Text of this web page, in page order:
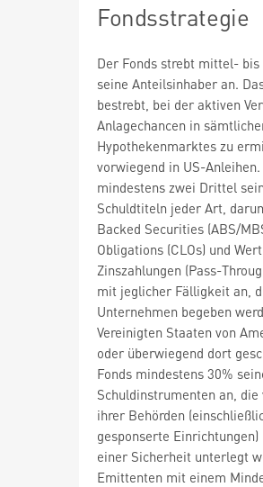
Fondsstrategie
Der Fonds strebt mittel-
seine Anteilsinhaber an.
bestrebt, bei der aktiven
Anlagechancen in
Hypothekenmarktes zu
vorwiegend in US-
mindestens zwei Drittel
Schuldtiteln jeder Art,
Backed Securities (ABS/
Obligations (CLOs) und
Zinszahlungen (Pass-
mit jeglicher Fälligkeit an,
Unternehmen begeben
Vereinigten Staaten von
oder überwiegend dort
Fonds mindestens 30%
Schuldinstrumenten an,
ihrer Behörden
gesponserte
einer Sicherheit unterlegt
Emittenten mit einem